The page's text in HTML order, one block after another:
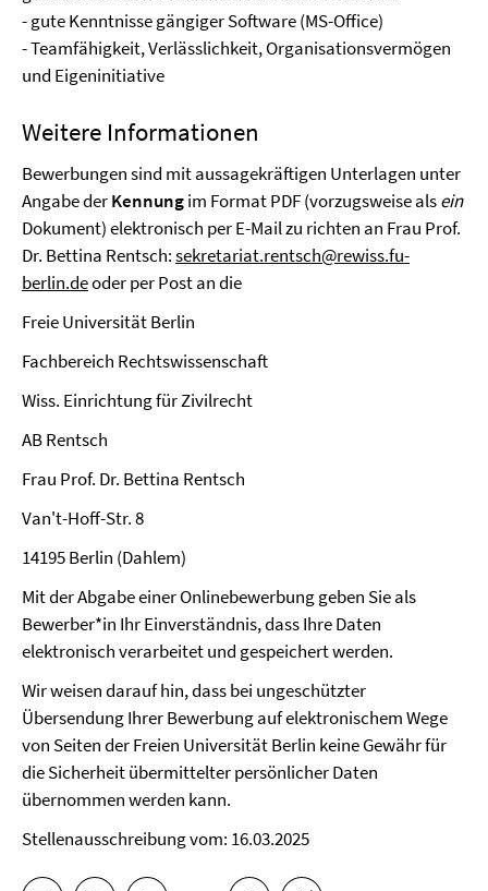
- gute Kenntnisse gängiger Software (MS-Office)
- Teamfähigkeit, Verlässlichkeit, Organisationsvermögen
und Eigeninitiative
Weitere Informationen
Bewerbungen sind mit aussagekräftigen Unterlagen unter
Angabe derKennungim Format PDF (vorzugsweise alsein
Dokument) elektronisch per E-Mail zu richten an Frau Prof.
Dr. Bettina Rentsch:sekretariat.rentsch@rewiss.fu-
berlin.deoder per Post an die
Freie Universität Berlin
Fachbereich Rechtswissenschaft
Wiss. Einrichtung für Zivilrecht
AB Rentsch
Frau Prof. Dr. Bettina Rentsch
Van't-Hoff-Str. 8
14195 Berlin (Dahlem)
Mit der Abgabe einer Onlinebewerbung geben Sie als
Bewerber*in Ihr Einverständnis, dass Ihre Daten
elektronisch verarbeitet und gespeichert werden.
Wir weisen darauf hin, dass bei ungeschützter
Übersendung Ihrer Bewerbung auf elektronischem Wege
von Seiten der Freien Universität Berlin keine Gewähr für
die Sicherheit übermittelter persönlicher Daten
übernommen werden kann.
Stellenausschreibung vom: 16.03.2025